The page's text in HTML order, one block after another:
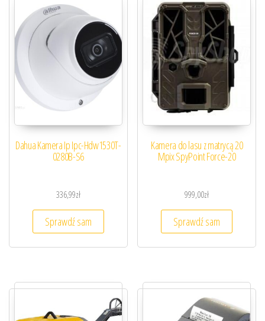
Dahua Kamera Ip Ipc-Hdw1530T-
0280B-S6
336,99zł
Sprawdź sam
Kamera do lasu z matrycą 20
Mpix SpyPoint Force-20
999,00zł
Sprawdź sam